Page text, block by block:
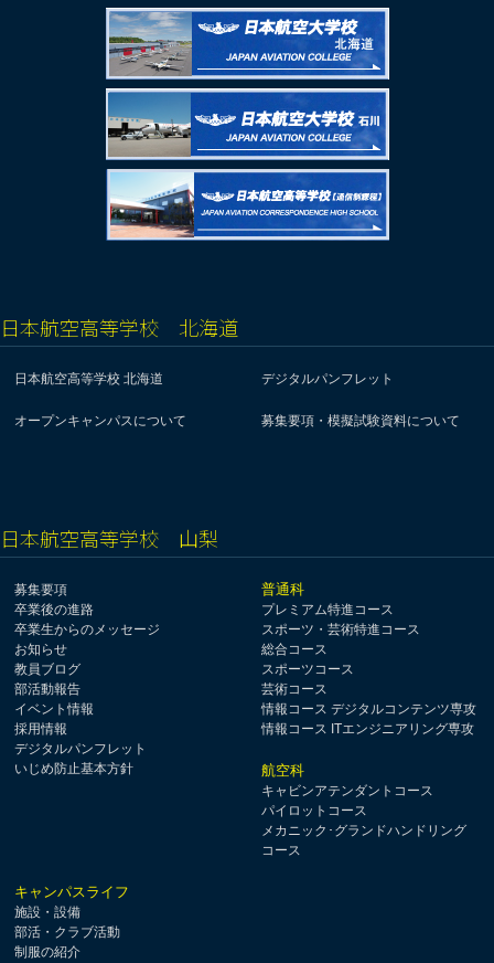
日本航空高等学校 北海道
日本航空高等学校 北海道 デジタルパンフレット
オープンキャンパスについて 募集要項・模擬試験資料について
日本航空高等学校 山梨
募集要項
卒業後の進路
卒業生からのメッセージ
お知らせ
教員ブログ
部活動報告
イベント情報
採用情報
デジタルパンフレット
いじめ防止基本方針
普通科
プレミアム特進コース
スポーツ・芸術特進コース
総合コース
スポーツコース
芸術コース
情報コース デジタルコンテンツ専攻
情報コース ITエンジニアリング専攻
航空科
キャビンアテンダントコース
パイロットコース
メカニック･グランドハンドリング
コース
キャンパスライフ
施設・設備
部活・クラブ活動
制服の紹介